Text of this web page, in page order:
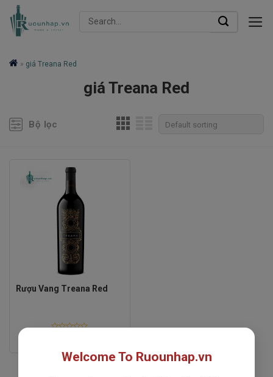
Skip
Search
» giá Treana Red
giá Treana Red
Bộ lọc
Rượu Vang Treana Red
Welcome To Ruounhap.vn